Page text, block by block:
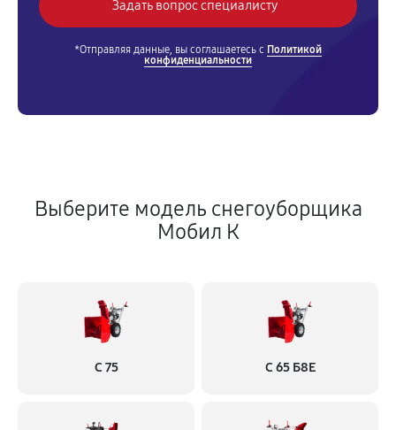
*Отправляя данные, вы соглашаетесь с Политикой
конфиденциальности
Выберите модель снегоуборщика
Мобил К
С 75 С 65 Б8Е